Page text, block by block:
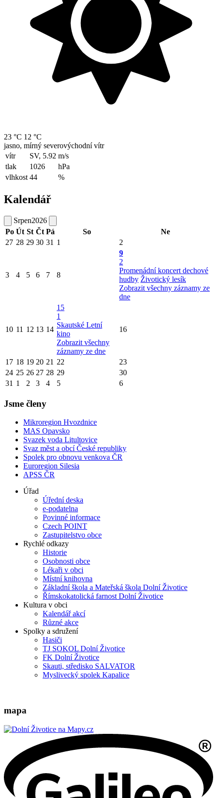
23 °C 12 °C
jasno, mírný severovýchodní vítr
vítr
SV, 5.92 m/s
tlak
1026
hPa
vlhkost 44 %
Kalendář
Srpen2026
Po Út St Čt Pá So
Ne
27 28 29 30 31 1 2
3 4 5 6 7 8
9
2
Promenádní koncert dechové
hudby Životický lesík
Zobrazit všechny záznamy ze
dne
10 11 12 13 14
15
1
Skautské Letní
kino
Zobrazit všechny
záznamy ze dne
16
17 18 19 20 21 22
23
24 25 26 27 28 29
30
31 1 2 3 4 5 6
Jsme členy
Mikroregion Hvozdnice
MAS Opavsko
Svazek voda Litultovice
Svaz měst a obcí České republiky
Spolek pro obnovu venkova ČR
Euroregion Silesia
APSS ČR
Úřad
Úřední deska
e-podatelna
Povinné informace
Czech POINT
Zastupitelstvo obce
Rychlé odkazy
Historie
Osobnosti obce
Lékaři v obci
Místní knihovna
Základní škola a Mateřská škola Dolní Životice
Římskokatolická farnost Dolní Životice
Kultura v obci
Kalendář akcí
Různé akce
Spolky a sdružení
Hasiči
TJ SOKOL Dolní Životice
FK Dolní Životice
Skauti, středisko SALVATOR
Myslivecký spolek Kapalice
mapa